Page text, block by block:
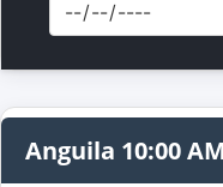
Anguila 10:00 AM